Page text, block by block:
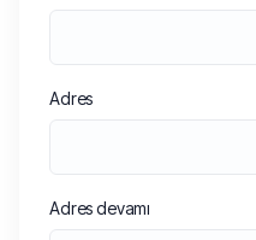
Adres
Adres devamı